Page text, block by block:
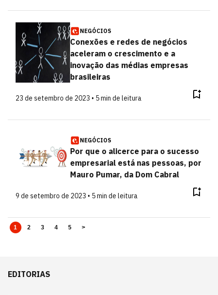
NEGÓCIOS
Conexões e redes de negócios
aceleram o crescimento e a
inovação das médias empresas
brasileiras
23 de setembro de 2023 • 5 min de leitura
NEGÓCIOS
Por que o alicerce para o sucesso
empresarial está nas pessoas, por
Mauro Pumar, da Dom Cabral
9 de setembro de 2023 • 5 min de leitura
1 2 3 4 5 >
EDITORIAS